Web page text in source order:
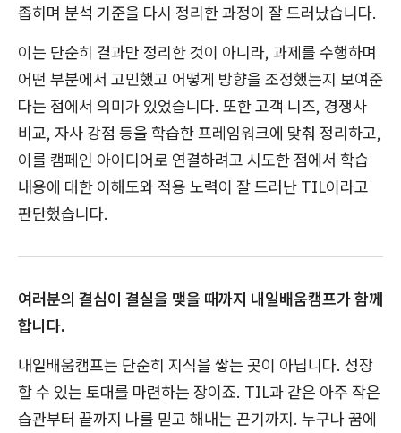
좁히며 분석 기준을 다시 정리한 과정이 잘 드러났습니다.
이는 단순히 결과만 정리한 것이 아니라, 과제를 수행하며
어떤 부분에서 고민했고 어떻게 방향을 조정했는지 보여준
다는 점에서 의미가 있었습니다. 또한 고객 니즈, 경쟁사
비교, 자사 강점 등을 학습한 프레임워크에 맞춰 정리하고,
이를 캠페인 아이디어로 연결하려고 시도한 점에서 학습
내용에 대한 이해도와 적용 노력이 잘 드러난 TIL이라고
판단했습니다.
여러분의 결심이 결실을 맺을 때까지 내일배움캠프가 함께
합니다.
내일배움캠프는 단순히 지식을 쌓는 곳이 아닙니다. 성장
할 수 있는 토대를 마련하는 장이죠. TIL과 같은 아주 작은
습관부터 끝까지 나를 믿고 해내는 끈기까지. 누구나 꿈에